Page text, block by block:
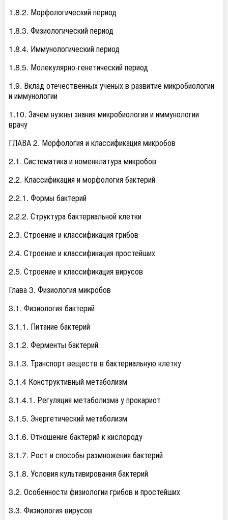
1.8.2. Морфологический период
1.8.3. Физиологический период
1.8.4. Иммунологический период
1.8.5. Молекулярно-генетический период
1.9. Вклад отечественных ученых в развитие микробиологии
и иммунологии
1.10. Зачем нужны знания микробиологии и иммунологии
врачу
ГЛАВА 2. Морфология и классификация микробов
2.1. Систематика и номенклатура микробов
2.2. Классификация и морфология бактерий
2.2.1. Формы бактерий
2.2.2. Структура бактериальной клетки
2.3. Строение и классификация грибов
2.4. Строение и классификация простейших
2.5. Строение и классификация вирусов
Глава 3. Физиология микробов
3.1. Физиология бактерий
3.1.1. Питание бактерий
3.1.2. Ферменты бактерий
3.1.3. Транспорт веществ в бактериальную клетку
3.1.4 Конструктивный метаболизм
3.1.4.1. Регуляция метаболизма у прокариот
3.1.5. Энергетический метаболизм
3.1.6. Отношение бактерий к кислороду
3.1.7. Рост и способы размножения бактерий
3.1.8. Условия культивирования бактерий
3.2. Особенности физиологии грибов и простейших
3.3. Физиология вирусов